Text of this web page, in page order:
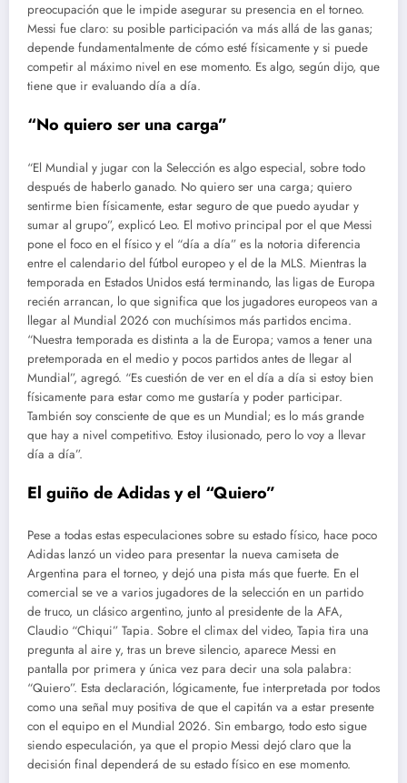
preocupación que le impide asegurar su presencia en el torneo.
Messi fue claro: su posible participación va más allá de las ganas;
depende fundamentalmente de cómo esté físicamente y si puede
competir al máximo nivel en ese momento. Es algo, según dijo, que
tiene que ir evaluando día a día.
“No quiero ser una carga”
“El Mundial y jugar con la Selección es algo especial, sobre todo
después de haberlo ganado. No quiero ser una carga; quiero
sentirme bien físicamente, estar seguro de que puedo ayudar y
sumar al grupo”, explicó Leo. El motivo principal por el que Messi
pone el foco en el físico y el “día a día” es la notoria diferencia
entre el calendario del fútbol europeo y el de la MLS. Mientras la
temporada en Estados Unidos está terminando, las ligas de Europa
recién arrancan, lo que significa que los jugadores europeos van a
llegar al Mundial 2026 con muchísimos más partidos encima.
“Nuestra temporada es distinta a la de Europa; vamos a tener una
pretemporada en el medio y pocos partidos antes de llegar al
Mundial”, agregó. “Es cuestión de ver en el día a día si estoy bien
físicamente para estar como me gustaría y poder participar.
También soy consciente de que es un Mundial; es lo más grande
que hay a nivel competitivo. Estoy ilusionado, pero lo voy a llevar
día a día”.
El guiño de Adidas y el “Quiero”
Pese a todas estas especulaciones sobre su estado físico, hace poco
Adidas lanzó un video para presentar la nueva camiseta de
Argentina para el torneo, y dejó una pista más que fuerte. En el
comercial se ve a varios jugadores de la selección en un partido
de truco, un clásico argentino, junto al presidente de la AFA,
Claudio “Chiqui” Tapia. Sobre el climax del video, Tapia tira una
pregunta al aire y, tras un breve silencio, aparece Messi en
pantalla por primera y única vez para decir una sola palabra:
“Quiero”. Esta declaración, lógicamente, fue interpretada por todos
como una señal muy positiva de que el capitán va a estar presente
con el equipo en el Mundial 2026. Sin embargo, todo esto sigue
siendo especulación, ya que el propio Messi dejó claro que la
decisión final dependerá de su estado físico en ese momento.